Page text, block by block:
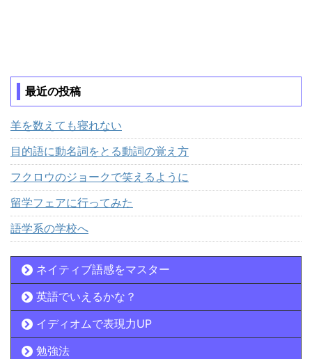
最近の投稿
羊を数えても寝れない
目的語に動名詞をとる動詞の覚え方
フクロウのジョークで笑えるように
留学フェアに行ってみた
語学系の学校へ
ネイティブ語感をマスター
英語でいえるかな？
イディオムで表現力UP
勉強法